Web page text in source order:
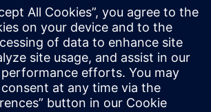
Suite покриває всі потреби в
за бізнес-процесами.
циклами активів/пристрою
технічне обслуговування).
екосистемі...